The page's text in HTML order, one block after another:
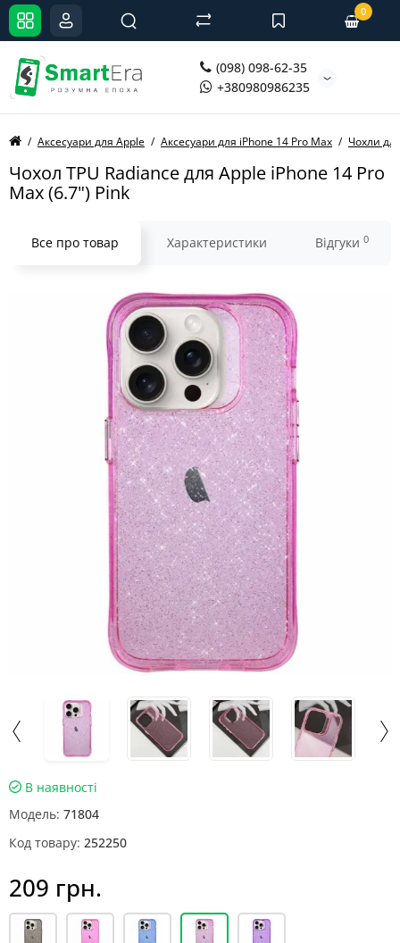
(098) 098-62-35
+380980986235
0
Аксесуари для Apple Аксесуари для iPhone 14 Pro Max Чохли
Чохол TPU Radiance для Apple iPhone 14 Pro
Max (6.7") Pink
Все про товар Характеристики Відгуки 0
В наявності
Модель: 71804
Код товару: 252250
209 грн.